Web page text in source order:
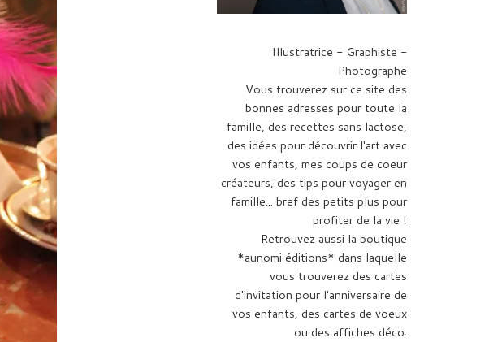
Illustratrice - Graphiste -
Photographe
Vous trouverez sur ce site des
bonnes adresses pour toute la
famille, des recettes sans lactose,
des idées pour découvrir l'art avec
vos enfants, mes coups de coeur
créateurs, des tips pour voyager en
famille... bref des petits plus pour
profiter de la vie !
Retrouvez aussi la boutique
*aunomi éditions* dans laquelle
vous trouverez des cartes
d'invitation pour l'anniversaire de
vos enfants, des cartes de voeux
ou des affiches déco.